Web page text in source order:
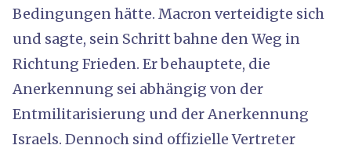
Bedingungen hätte. Macron verteidigte sich
und sagte, sein Schritt bahne den Weg in
Richtung Frieden. Er behauptete, die
Anerkennung sei abhängig von der
Entmilitarisierung und der Anerkennung
Israels. Dennoch sind offizielle Vertreter